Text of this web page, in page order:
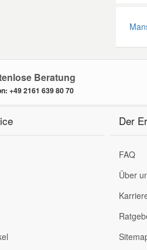
Beratung
+49 2161 639 80 70
Der
FAQ
Über